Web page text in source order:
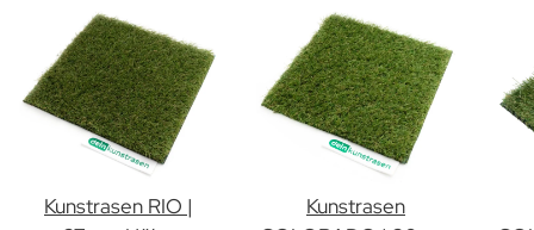
Kunstrasen RIO |
Kunstrasen